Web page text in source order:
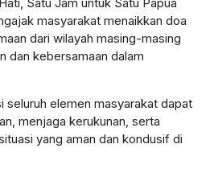
masyarakat menaikkan doa
dari wilayah masing-masing
dan kebersamaan dalam
seluruh elemen masyarakat dapat
menjaga kerukunan, serta
yang aman dan kondusif di